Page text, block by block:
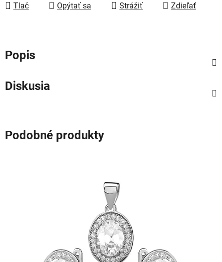
Tlač Opýtať sa Strážiť Zdieľať
Popis
Diskusia
Podobné produkty